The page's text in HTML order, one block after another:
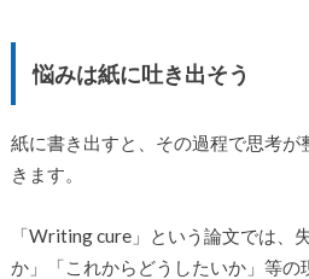
悩みは紙に吐き出そう
紙に書き出すと、その過程で思考
きます。
「Writing cure」という論文では、
か」「これからどうしたいか」等の